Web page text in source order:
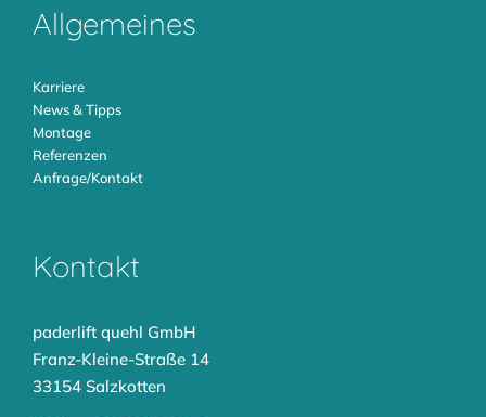
Allgemeines
Karriere
News & Tipps
Montage
Referenzen
Anfrage/Kontakt
Kontakt
paderlift quehl GmbH
Franz-Kleine-Straße 14
33154 Salzkotten